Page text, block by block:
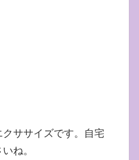
ササイズです。自宅
ね。